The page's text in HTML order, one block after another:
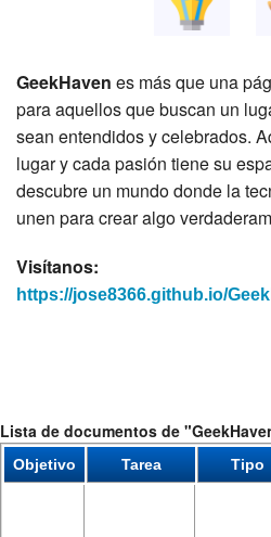
GeekHaven es más que una
para aquellos que buscan un
sean entendidos y celebrados.
lugar y cada pasión tiene su
descubre un mundo donde la
unen para crear algo
Visítanos:
https://jose8366.github.io/
Lista de documentos de
Objetivo Tarea Tipo